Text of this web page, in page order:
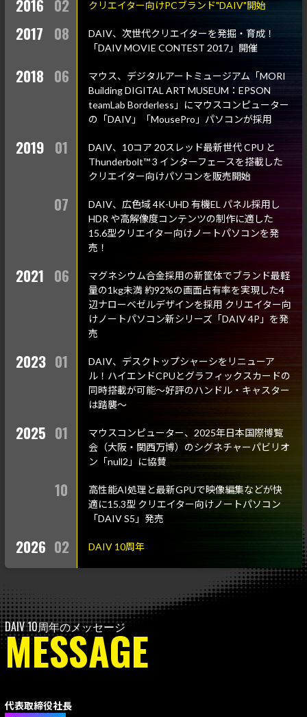
2016 02 クリエイター向けPCブランド"DAIV"開始
2017 08
DAIV、次世代クリエイターを発掘・育成！
「DAIV MOVIE CONTEST 2017」開催
2018 06
マウス、デジタルアートミュージアム「MORI
Building DIGITAL ART MUSEUM：EPSON
teamLab Borderless」にマウスコンピューター
の「DAIV」「MousePro」パソコンが採用
2019 01
DAIV、10コア 20スレッド最新世代 CPU と
Thunderbolt™ 3 インターフェースを搭載した
クリエイター向けパソコンを販売開始
07
DAIV、広色域 4K-UHD 有機EL パネル採用し
HDR や高解像度コンテンツの制作に適した
15.6型クリエイター向けノートパソコンを発
売！
2021 06
マグネシウム合金採用の新筐体でブランド最軽
量の1kg未満 約92%の画面占有率を実現した4
辺ナローベゼルデザインを採用 クリエイター向
けノートパソコン新シリーズ「DAIV 4P」を発
売
2023 01
DAIV、デスクトップシャーシをリニューア
ル！ハイエンドCPUとグラフィックスカードの
同時搭載が可能～好評のハンドル・キャスター
は踏襲～
2025 01
マウスコンピューター、2025年日本国際博覧
会（大阪・関西万博）のシグネチャーパビリオ
ン「null2」に協賛
10
高性能AI処理と最新GPUで映像編集などが快
適に15.3型 クリエイター向けノートパソコン
「DAIV S5」発売
2026 02 DAIV 10周年
MESSAGE
代表取締役社長